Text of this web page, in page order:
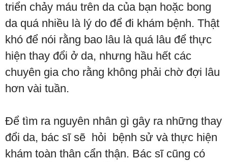
triển chảy máu trên da của bạn hoặc bong
da quá nhiều là lý do để đi khám bệnh. Thật
khó để nói rằng bao lâu là quá lâu để thực
hiện thay đổi ở da, nhưng hầu hết các
chuyên gia cho rằng không phải chờ đợi lâu
hơn vài tuần.
Để tìm ra nguyên nhân gì gây ra những thay
đổi da, bác sĩ sẽ hỏi bệnh sử và thực hiện
khám toàn thân cẩn thận. Bác sĩ cũng có